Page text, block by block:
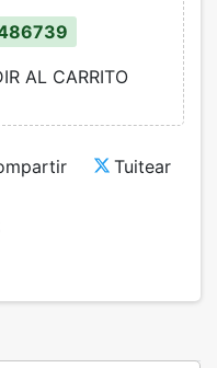
AL CARRITO
Tuitear